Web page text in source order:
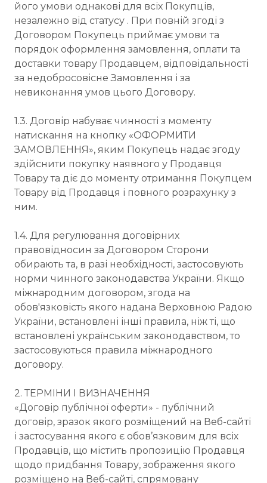
його умови однакові для всіх Покупців,
незалежно від статусу . При повній згоді з
Договором Покупець приймає умови та
порядок оформлення замовлення, оплати та
доставки товару Продавцем, відповідальності
за недобросовісне Замовлення і за
невиконання умов цього Договору.
1.3. Договір набуває чинності з моменту
натискання на кнопку «ОФОРМИТИ
ЗАМОВЛЕННЯ», яким Покупець надає згоду
здійснити покупку наявного у Продавця
Товару та діє до моменту отримання Покупцем
Товару від Продавця і повного розрахунку з
ним.
1.4. Для регулювання договірних
правовідносин за Договором Сторони
обирають та, в разі необхідності, застосовують
норми чинного законодавства України. Якщо
міжнародним договором, згода на
обов'язковість якого надана Верховною Радою
України, встановлені інші правила, ніж ті, що
встановлені українським законодавством, то
застосовуються правила міжнародного
договору.
2. ТЕРМІНИ І ВИЗНАЧЕННЯ
«Договір публічної оферти» - публічний
договір, зразок якого розміщений на Веб-сайті
і застосування якого є обов’язковим для всіх
Продавців, що містить пропозицію Продавця
щодо придбання Товару, зображення якого
розміщено на Веб-сайті, спрямовану